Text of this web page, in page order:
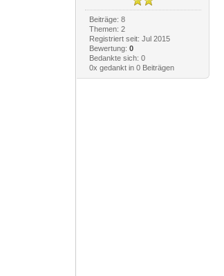
Beiträge: 8
Themen: 2
Registriert seit: Jul 2015
Bewertung: 0
Bedankte sich: 0
0x gedankt in 0 Beiträgen